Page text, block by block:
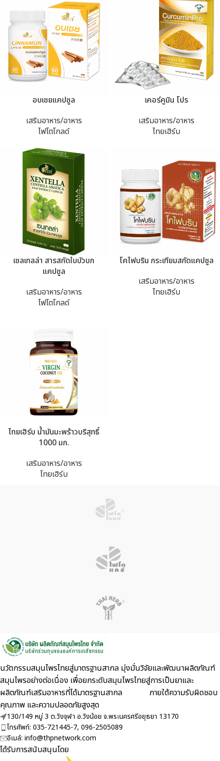
อบเชยแคปซูล
เสริมอาหาร/อาหาร
ไฟโตโกลด์
เคอร์คูมิน โปร
เสริมอาหาร/อาหาร
ไทยเฮิร์บ
เซลเทลล่า สารสกัดใบบัวบก
แคปซูล
เสริมอาหาร/อาหาร
ไฟโตโกลด์
โคไฟบริน กระเทียมสกัดแคปซูล
เสริมอาหาร/อาหาร
ไทยเฮิร์บ
ไทยเฮิร์บ น้ำมันมะพร้าวบริสุทธิ์
1000 มก.
เสริมอาหาร/อาหาร
ไทยเฮิร์บ
นวัตกรรมสมุนไพรไทยสู่มาตรฐานสากล มุ่งมั่นวิจัยและพัฒนาผลิตภัณฑ์
สมุนไพรอย่างต่อเนื่อง เพื่อยกระดับสมุนไพรไทยสู่การเป็นยาและ
ผลิตภัณฑ์เสริมอาหารที่ได้มาตรฐานสากล ภายใต้ความรับผิดชอบ
คุณภาพ และความปลอดภัยสูงสุด
130/149 หมู่ 3 ต.วังจุฬา อ.วังน้อย จ.พระนครศรีอยุธยา 13170
โทรศัพท์: 035-721445-7, 096-2505089
อีเมล์: info@thpnetwork.com
ได้รับการสนับสนุนโดย